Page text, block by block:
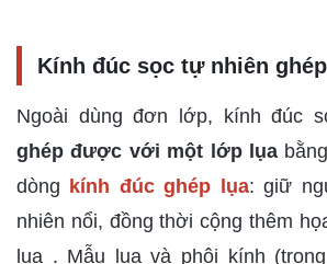
Kính đúc sọc tự nhiên
Ngoài dùng đơn lớp, kính đúc
ghép được với một lớp lụa
dòng kính đúc ghép lụa: giữ
nhiên nổi, đồng thời cộng thêm
lụa . Mẫu lụa và phôi kính